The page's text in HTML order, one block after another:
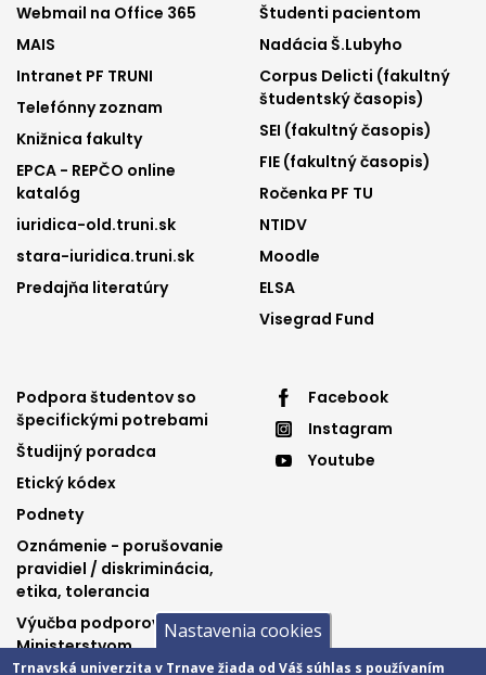
Footer
menu
1
Webmail na Office 365
MAIS
Intranet PF TRUNI
Telefónny zoznam
Knižnica fakulty
EPCA - REPČO online
katalóg
iuridica-old.truni.sk
stara-iuridica.truni.sk
Predajňa literatúry
Footer
menu
2
Študenti pacientom
Nadácia Š.Lubyho
Corpus Delicti (fakultný
študentský časopis)
SEI (fakultný časopis)
FIE (fakultný časopis)
Ročenka PF TU
NTIDV
Moodle
ELSA
Visegrad Fund
Footer
menu
3
Podpora študentov so
špecifickými potrebami
Študijný poradca
Etický kódex
Podnety
Oznámenie - porušovanie
pravidiel / diskriminácia,
etika, tolerancia
Výučba podporovaná
Ministerstvom
spravodlivosti SR
Footer
menu
Facebook
Instagram
Youtube
Nastavenia cookies
Trnavská univerzita v Trnave žiada od Váš súhlas s používaním